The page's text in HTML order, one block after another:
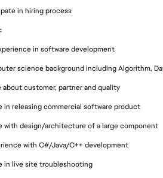
in hiring process
in software development
science background including Algorithm,
about customer, partner and quality
in releasing commercial software product
with design/architecture of a large component
with C#/Java/C++ development
in live site troubleshooting